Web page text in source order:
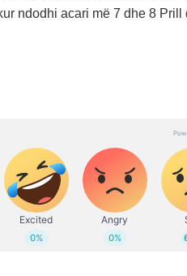
ndodhi acari më 7 dhe 8